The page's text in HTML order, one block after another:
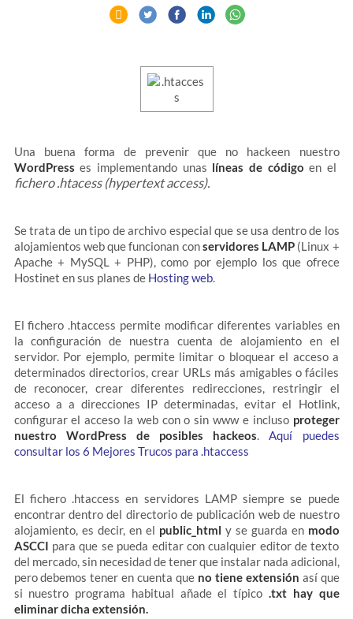
Una buena forma de prevenir que no hackeen nuestro
WordPress es implementando unas líneas de código en el
fichero .htacess (hypertext access).
Se trata de un tipo de archivo especial que se usa dentro de los
alojamientos web que funcionan conservidores LAMP (Linux +
Apache + MySQL + PHP), como por ejemplo los que ofrece
Hostinet en sus planes de Hosting web.
El fichero .htaccess permite modificar diferentes variables en
la configuración de nuestra cuenta de alojamiento en el
servidor. Por ejemplo, permite limitar o bloquear el acceso a
determinados directorios, crear URLs más amigables o fáciles
de reconocer, crear diferentes redirecciones, restringir el
acceso a a direcciones IP determinadas, evitar el Hotlink,
configurar el acceso la web con o sin www e inclusoproteger
nuestro WordPress de posibles hackeos.Aquí puedes
consultar los 6 Mejores Trucos para .htaccess
El fichero .htaccess en servidores LAMP siempre se puede
encontrar dentro del directorio de publicación web de nuestro
alojamiento, es decir, en el public_html y se guarda en modo
ASCCI para que se pueda editar con cualquier editor de texto
del mercado, sin necesidad de tener que instalar nada adicional,
pero debemos tener en cuenta que no tiene extensión así que
si nuestro programa habitual añade el típico .txt hay que
eliminar dicha extensión.